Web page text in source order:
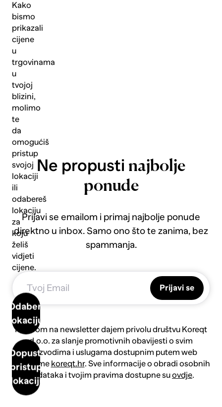
Kako
bismo
prikazali
cijene
u
trgovinama
u
tvojoj
blizini,
molimo
te
da
omogućiš
pristup
svojoj
lokaciji
ili
odabereš
lokaciju
za
koju
želiš
vidjeti
cijene.
Odaberi
lokaciju
Dopusti
pristup
lokaciji
Pošalji
Ne propusti najbolje
ponude
Prijavi se emailom i primaj najbolje ponude
direktno u inbox. Samo ono što te zanima, bez
spammanja.
Prijavi se
Prijavom na newsletter dajem privolu društvu Koreqt
d.o.o. za slanje promotivnih obavijesti o svim
proizvodima i uslugama dostupnim putem web
platforme koreqt.hr. Sve informacije o obradi osobnih
podataka i tvojim pravima dostupne suovdje.